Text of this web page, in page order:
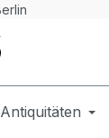
Antiquitäten